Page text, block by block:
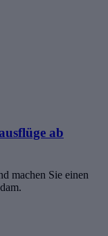
ab
machen Sie einen